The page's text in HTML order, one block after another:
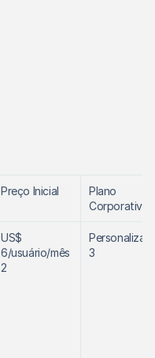
Preço Inicial
Plano
Corporativo
US$
6/usuário/mês
2
3